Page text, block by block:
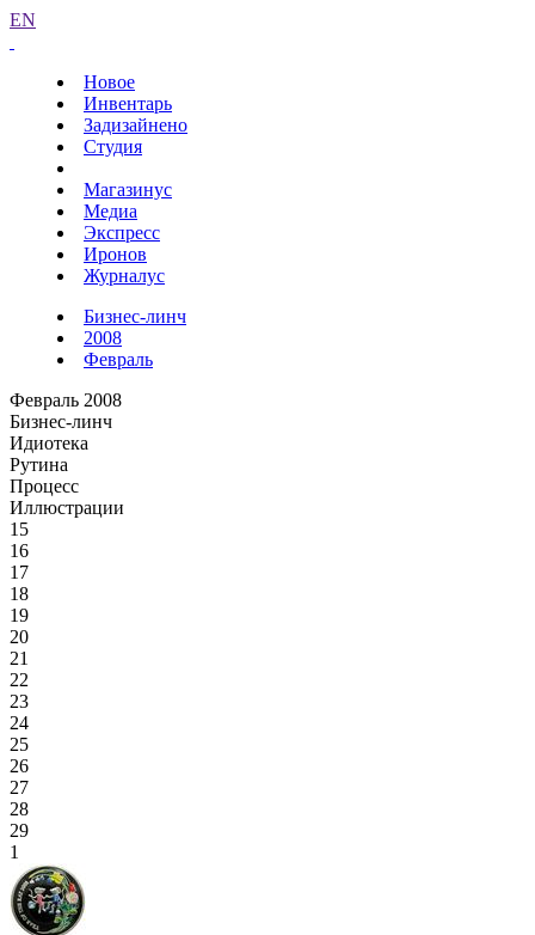
EN
Новое
Инвентарь
Задизайнено
Студия
Магазинус
Медиа
Экспресс
Иронов
Журналус
Бизнес-линч
2008
Февраль
Февраль 2008
Бизнес-линч
Идиотека
Рутина
Процесс
Иллюстрации
15
16
17
18
19
20
21
22
23
24
25
26
27
28
29
1